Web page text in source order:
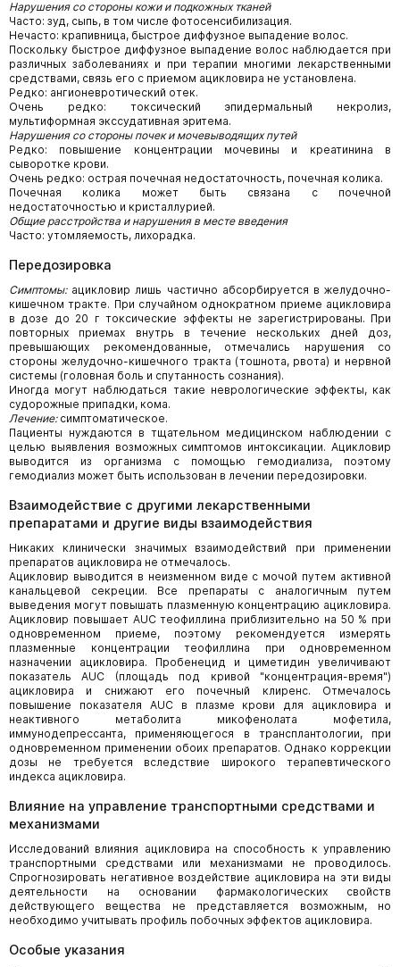
Нарушения со стороны кожи и подкожных тканей
Часто: зуд, сыпь, в том числе фотосенсибилизация.
Нечасто: крапивница, быстрое диффузное выпадение волос.
Поскольку быстрое диффузное выпадение волос наблюдается при
различных заболеваниях и при терапии многими лекарственными
средствами, связь его с приемом ацикловира не установлена.
Редко: ангионевротический отек.
Очень редко: токсический эпидермальный некролиз,
мультиформная экссудативная эритема.
Нарушения со стороны почек и мочевыводящих путей
Редко: повышение концентрации мочевины и креатинина в
сыворотке крови.
Очень редко: острая почечная недостаточность, почечная колика.
Почечная колика может быть связана с почечной
недостаточностью и кристаллурией.
Общие расстройства и нарушения в месте введения
Часто: утомляемость, лихорадка.
Передозировка
Симптомы:ацикловир лишь частично абсорбируется в желудочно-
кишечном тракте. При случайном однократном приеме ацикловира
в дозе до 20 г токсические эффекты не зарегистрированы. При
повторных приемах внутрь в течение нескольких дней доз,
превышающих рекомендованные, отмечались нарушения со
стороны желудочно-кишечного тракта (тошнота, рвота) и нервной
системы (головная боль и спутанность сознания).
Иногда могут наблюдаться такие неврологические эффекты, как
судорожные припадки, кома.
Лечение:симптоматическое.
Пациенты нуждаются в тщательном медицинском наблюдении с
целью выявления возможных симптомов интоксикации. Ацикловир
выводится из организма с помощью гемодиализа, поэтому
гемодиализ может быть использован в лечении передозировки.
Взаимодействие с другими лекарственными
препаратами и другие виды взаимодействия
Никаких клинически значимых взаимодействий при применении
препаратов ацикловира не отмечалось.
Ацикловир выводится в неизменном виде с мочой путем активной
канальцевой секреции. Все препараты с аналогичным путем
выведения могут повышать плазменную концентрацию ацикловира.
Ацикловир повышает AUC теофиллина приблизительно на 50 % при
одновременном приеме, поэтому рекомендуется измерять
плазменные концентрации теофиллина при одновременном
назначении ацикловира. Пробенецид и циметидин увеличивают
показатель AUC (площадь под кривой "концентрация-время")
ацикловира и снижают его почечный клиренс. Отмечалось
повышение показателя AUC в плазме крови для ацикловира и
неактивного метаболита микофенолата мофетила,
иммунодепрессанта, применяющегося в трансплантологии, при
одновременном применении обоих препаратов. Однако коррекции
дозы не требуется вследствие широкого терапевтического
индекса ацикловира.
Влияние на управление транспортными средствами и
механизмами
Исследований влияния ацикловира на способность к управлению
транспортными средствами или механизмами не проводилось.
Спрогнозировать негативное воздействие ацикловира на эти виды
деятельности на основании фармакологических свойств
действующего вещества не представляется возможным, но
необходимо учитывать профиль побочных эффектов ацикловира.
Особые указания